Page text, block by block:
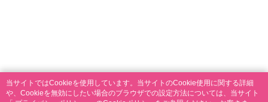
当サイトではCookieを使用しています。当サイトのCookie使用に関する詳細
や、Cookieを無効にしたい場合のブラウザでの設定方法については、当サイト